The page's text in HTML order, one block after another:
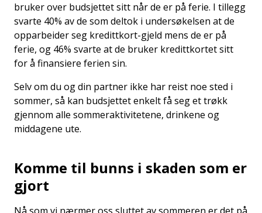
bruker over budsjettet sitt når de er på ferie. I tillegg
svarte 40% av de som deltok i undersøkelsen at de
opparbeider seg kredittkort-gjeld mens de er på
ferie, og 46% svarte at de bruker kredittkortet sitt
for å finansiere ferien sin.
Selv om du og din partner ikke har reist noe sted i
sommer, så kan budsjettet enkelt få seg et trøkk
gjennom alle sommeraktivitetene, drinkene og
middagene ute.
Komme til bunns i skaden som er
gjort